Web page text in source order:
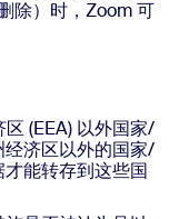
除）时，Zoom 可
(EEA) 以外国家/
济区以外的国家/
能转存到这些国